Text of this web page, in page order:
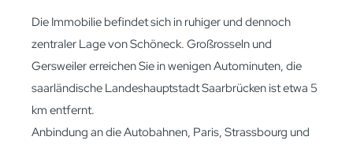
Die Immobilie befindet sich in ruhiger und dennoch
zentraler Lage von Schöneck. Großrosseln und
Gersweiler erreichen Sie in wenigen Autominuten, die
saarländische Landeshauptstadt Saarbrücken ist etwa 5
km entfernt.
Anbindung an die Autobahnen, Paris, Strassbourg und